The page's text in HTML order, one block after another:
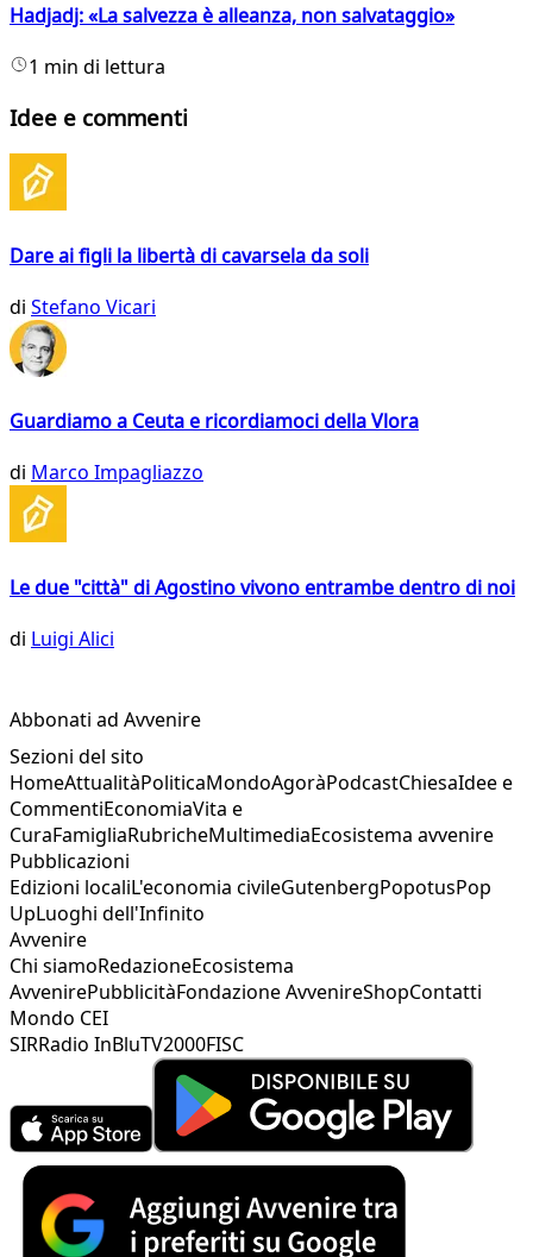
Hadjadj: «La salvezza è alleanza, non salvataggio»
1 min di lettura
Idee e commenti
Dare ai figli la libertà di cavarsela da soli
di Stefano Vicari
Guardiamo a Ceuta e ricordiamoci della Vlora
di Marco Impagliazzo
Le due "città" di Agostino vivono entrambe dentro di noi
di Luigi Alici
Abbonati ad Avvenire
Sezioni del sito
HomeAttualitàPoliticaMondoAgoràPodcastChiesaIdee e
CommentiEconomiaVita e
CuraFamigliaRubricheMultimediaEcosistema avvenire
Pubblicazioni
Edizioni localiL'economia civileGutenbergPopotusPop
UpLuoghi dell'Infinito
Avvenire
Chi siamoRedazioneEcosistema
AvvenirePubblicitàFondazione AvvenireShopContatti
Mondo CEI
SIRRadio InBluTV2000FISC